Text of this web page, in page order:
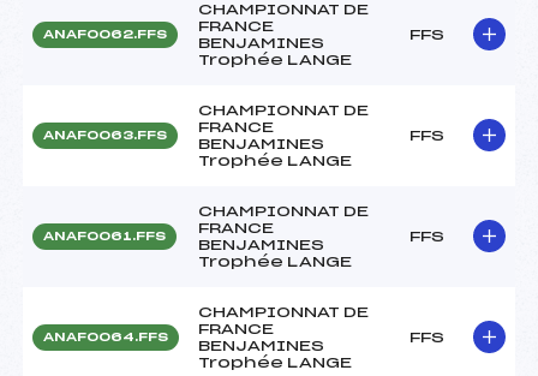
ANAF0062.FFS
CHAMPIONNAT DE
FRANCE
BENJAMINES
Trophée LANGE
FFS
ANAF0063.FFS
CHAMPIONNAT DE
FRANCE
BENJAMINES
Trophée LANGE
FFS
ANAF0061.FFS
CHAMPIONNAT DE
FRANCE
BENJAMINES
Trophée LANGE
FFS
ANAF0064.FFS
CHAMPIONNAT DE
FRANCE
BENJAMINES
Trophée LANGE
FFS